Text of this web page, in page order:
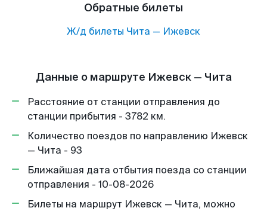
Обратные билеты
Ж/д билеты Чита — Ижевск
Данные о маршруте Ижевск — Чита
Расстояние от станции отправления до
станции прибытия - 3782 км.
Количество поездов по направлению Ижевск
— Чита - 93
Ближайшая дата отбытия поезда со станции
отправления - 10-08-2026
Билеты на маршрут Ижевск — Чита, можно